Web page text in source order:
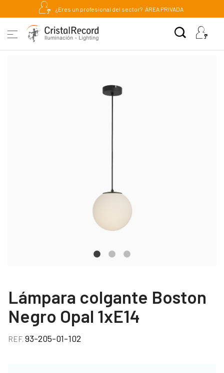
¿Eres un profesional del sector? ÁREA PRIVADA
Lámpara colgante Boston
Negro Opal 1xE14
REF. 93-205-01-102